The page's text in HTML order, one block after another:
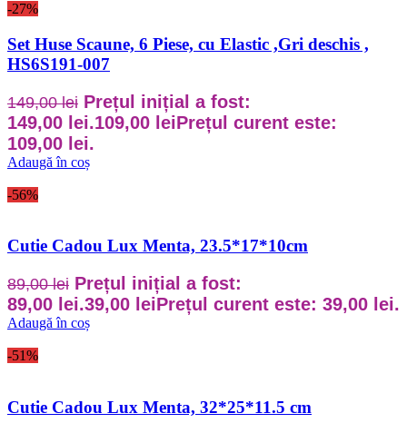
-27%
Set Huse Scaune, 6 Piese, cu Elastic ,Gri deschis ,
HS6S191-007
149,00lei Prețul inițial a fost:
149,00 lei.109,00 leiPrețul curent este:
109,00 lei.
Adaugă în coș
-56%
Cutie Cadou Lux Menta, 23.5*17*10cm
89,00lei Prețul inițial a fost:
89,00 lei.39,00 leiPrețul curent este: 39,00 lei.
Adaugă în coș
-51%
Cutie Cadou Lux Menta, 32*25*11.5 cm